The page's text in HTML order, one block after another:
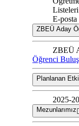
Listeleri
E-
ZBEÜ Aday
ZBEÜ
Öğrenci
Planlanan
2025-
Mezunlarımız